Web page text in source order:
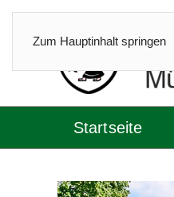
Zum Hauptinhalt springen
Startseite